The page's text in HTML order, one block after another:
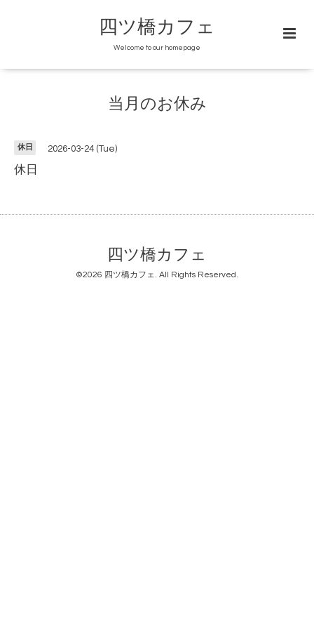
四ツ橋カフェ
Welcome to our homepage
当月のお休み
休日 2026-03-24 (Tue)
休日
四ツ橋カフェ
©2026 四ツ橋カフェ. All Rights Reserved.